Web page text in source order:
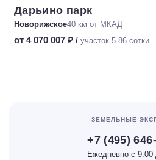
Дарьино парк
Новорижское40 км от МКАД
от 4 070 007 ₽ / участок 5.86 сотки
ЗЕМЕЛЬНЫЕ
+7 (495)
Ежедневно с 9:00